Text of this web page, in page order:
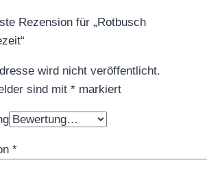
Rezension für „Rotbusch
wird nicht veröffentlicht.
sind mit * markiert
*